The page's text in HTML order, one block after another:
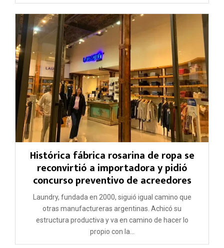
Histórica fábrica rosarina de ropa se
reconvirtió a importadora y pidió
concurso preventivo de acreedores
Laundry, fundada en 2000, siguió igual camino que
otras manufactureras argentinas. Achicó su
estructura productiva y va en camino de hacer lo
propio con la...